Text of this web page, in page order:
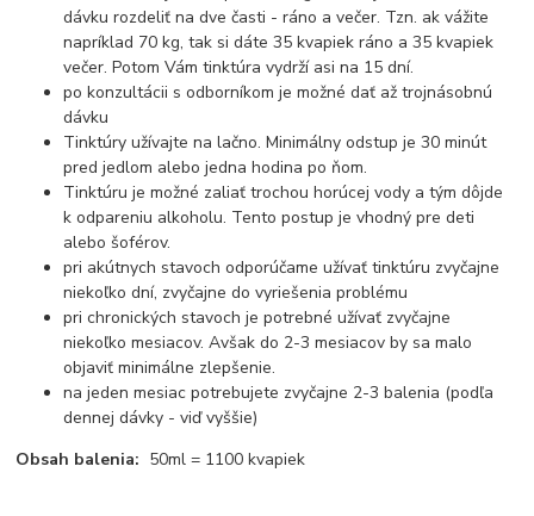
dávku rozdeliť na dve časti - ráno a večer. Tzn. ak vážite
napríklad 70 kg, tak si dáte 35 kvapiek ráno a 35 kvapiek
večer. Potom Vám tinktúra vydrží asi na 15 dní.
po konzultácii s odborníkom je možné dať až trojnásobnú
dávku
Tinktúry užívajte na lačno. Minimálny odstup je 30 minút
pred jedlom alebo jedna hodina po ňom.
Tinktúru je možné zaliať trochou horúcej vody a tým dôjde
k odpareniu alkoholu. Tento postup je vhodný pre deti
alebo šoférov.
pri akútnych stavoch odporúčame užívať tinktúru zvyčajne
niekoľko dní, zvyčajne do vyriešenia problému
pri chronických stavoch je potrebné užívať zvyčajne
niekoľko mesiacov. Avšak do 2-3 mesiacov by sa malo
objaviť minimálne zlepšenie.
na jeden mesiac potrebujete zvyčajne 2-3 balenia (podľa
dennej dávky - viď vyššie)
Obsah balenia: 50ml = 1100 kvapiek